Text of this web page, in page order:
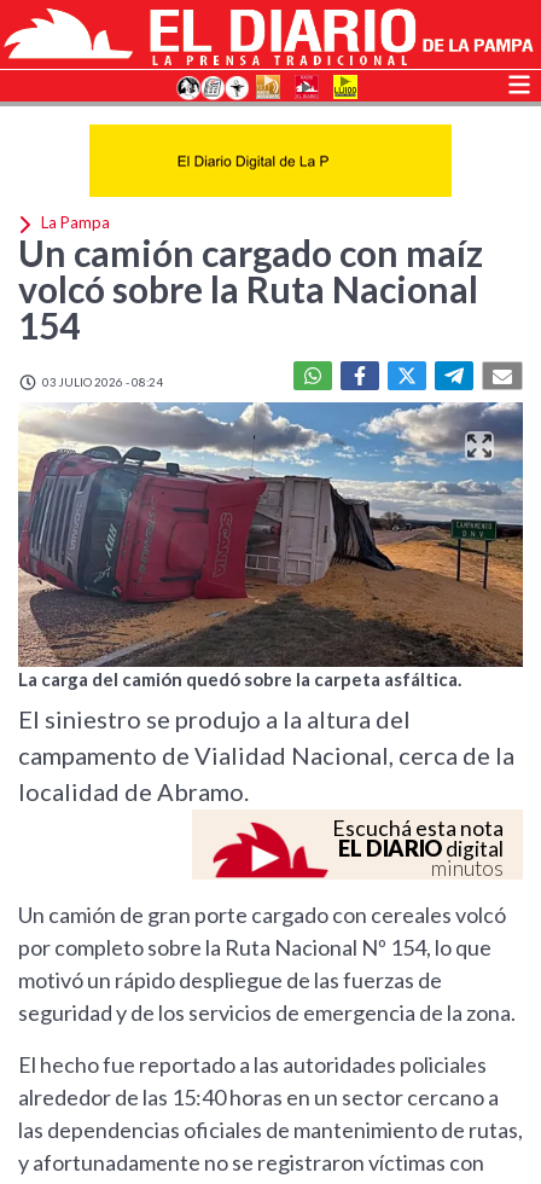
La Pampa
Un camión cargado con maíz
volcó sobre la Ruta Nacional
154
03 JULIO 2026 - 08:24
La carga del camión quedó sobre la carpeta asfáltica.
El siniestro se produjo a la altura del
campamento de Vialidad Nacional, cerca de la
localidad de Abramo.
Escuchá esta nota
EL DIARIOdigital
minutos
Un camión de gran porte cargado con cereales volcó
por completo sobre la Ruta Nacional Nº 154, lo que
motivó un rápido despliegue de las fuerzas de
seguridad y de los servicios de emergencia de la zona.
El hecho fue reportado a las autoridades policiales
alrededor de las 15:40 horas en un sector cercano a
las dependencias oficiales de mantenimiento de rutas,
y afortunadamente no se registraron víctimas con